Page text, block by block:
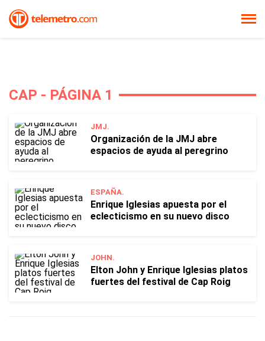
CAP - PÁGINA 1
JMJ.
Organización de la JMJ abre
espacios de ayuda al peregrino
ESPAÑA.
Enrique Iglesias apuesta por el
eclecticismo en su nuevo disco
JOHN.
Elton John y Enrique Iglesias platos
fuertes del festival de Cap Roig